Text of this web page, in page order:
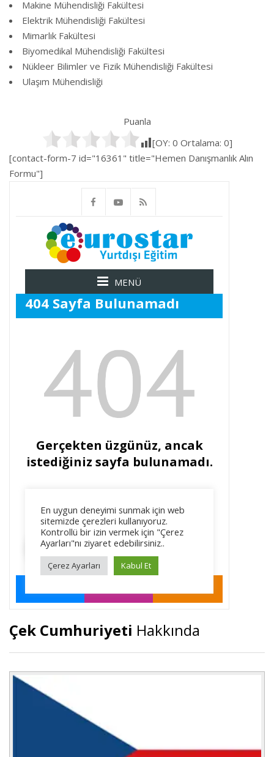
Makine Mühendisliği Fakültesi
Elektrik Mühendisliği Fakültesi
Mimarlık Fakültesi
Biyomedikal Mühendisliği Fakültesi
Nükleer Bilimler ve Fizik Mühendisliği Fakültesi
Ulaşım Mühendisliği
Puanla
[OY: 0 Ortalama: 0]
[contact-form-7 id="16361" title="Hemen Danışmanlık Alın
Formu"]
Çek Cumhuriyeti Hakkında